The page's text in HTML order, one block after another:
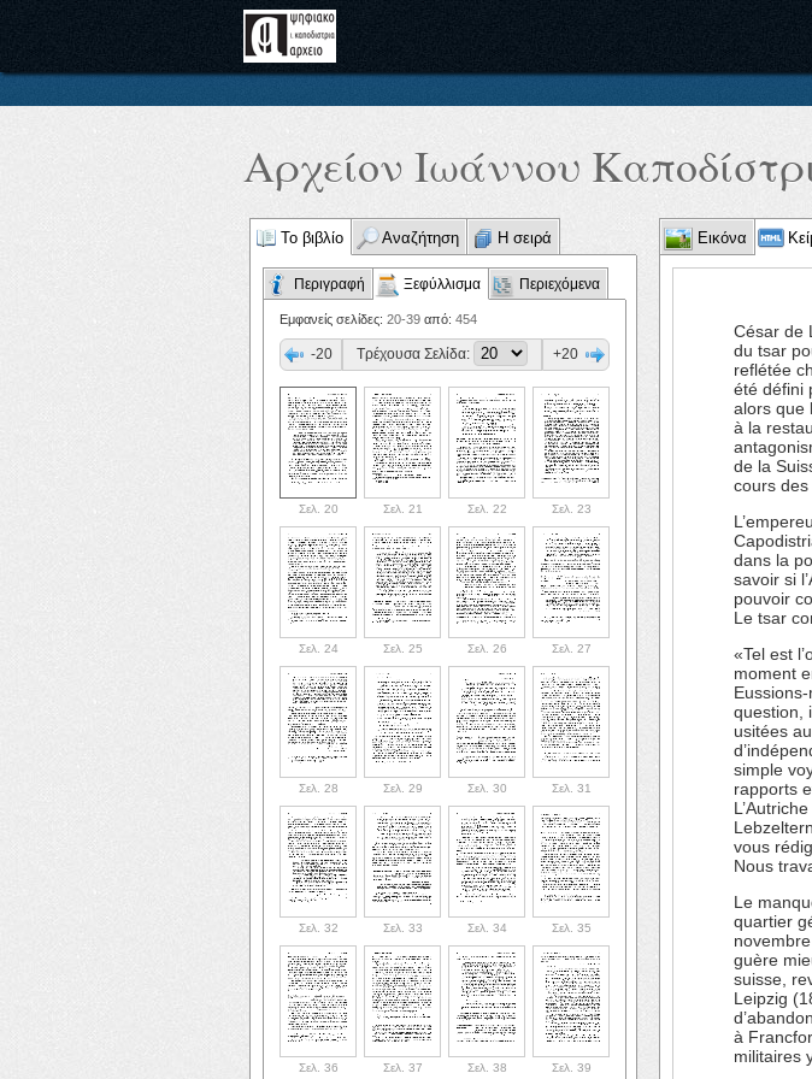
Αρχείον Ιωάννου
Το βιβλίο Αναζήτηση Η σειρά
Περιγραφή Ξεφύλλισμα Περιεχόμενα
Εμφανείς σελίδες: 20-39 από: 454
-20 Τρέχουσα Σελίδα: +20
Σελ. 20 Σελ. 21 Σελ. 22 Σελ. 23
Σελ. 24 Σελ. 25 Σελ. 26 Σελ. 27
Σελ. 28 Σελ. 29 Σελ. 30 Σελ. 31
Σελ. 32 Σελ. 33 Σελ. 34 Σελ. 35
Σελ. 36 Σελ. 37 Σελ. 38 Σελ. 39
Εικόνα
César de
du tsar
reflétée
été défini
alors que
à la
de la
cours des
dans la
savoir si
pouvoir
Le tsar
«Tel est
moment
question,
usitées
simple
rapports
vous
Nous
Le
quartier
guère
suisse,
Leipzig
à
militaires